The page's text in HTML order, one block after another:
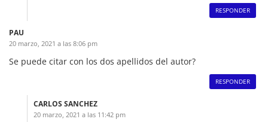
RESPONDER
PAU
20 marzo, 2021 a las 8:06 pm
Se puede citar con los dos apellidos del autor?
RESPONDER
CARLOS SANCHEZ
20 marzo, 2021 a las 11:42 pm